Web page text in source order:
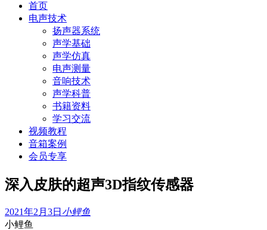
首页
电声技术
扬声器系统
声学基础
声学仿真
电声测量
音响技术
声学科普
书籍资料
学习交流
视频教程
音箱案例
会员专享
深入皮肤的超声3D指纹传感器
2021年2月3日 小鲤鱼
小鲤鱼